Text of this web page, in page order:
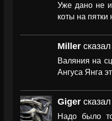
Уже дано не
коты на пятки
Miller
Валяния на
Ангуса Янга
Giger
Надо было